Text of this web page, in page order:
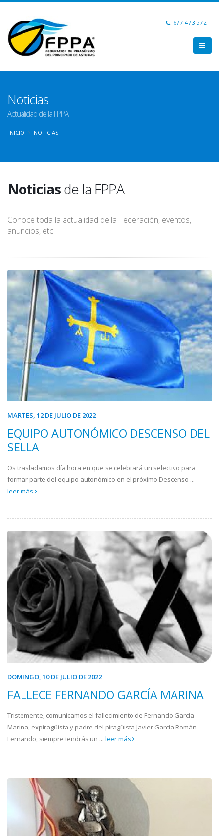
677 473 572
Noticias
Actualidad de la FPPA
INICIO NOTICIAS
Noticiasde la FPPA
Conoce toda la actualidad de la Federación, eventos,
anuncios, etc.
MARTES, 12 DE JULIO DE 2022
EQUIPO AUTONÓMICO DESCENSO DEL
SELLA
Os trasladamos día hora en que se celebrará un selectivo para
formar parte del equipo autonómico en el próximo Descenso ...
leer más
DOMINGO, 10 DE JULIO DE 2022
FALLECE FERNANDO GARCÍA MARINA
Tristemente, comunicamos el fallecimiento de Fernando García
Marina, expiragüista y padre del piragüista Javier García Román.
Fernando, siempre tendrás un ... leer más